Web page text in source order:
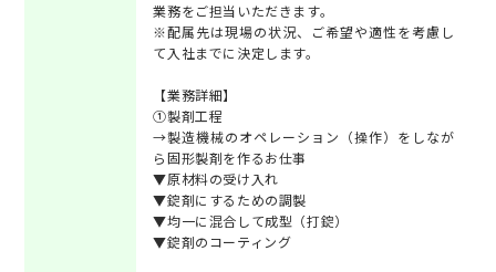
業務をご担当いただきます。
※配属先は現場の状況、ご希望や適性を考慮し
て入社までに決定します。
【業務詳細】
①製剤工程
→製造機械のオペレーション（操作）をしなが
ら固形製剤を作るお仕事
▼原材料の受け入れ
▼錠剤にするための調製
▼均一に混合して成型（打錠）
▼錠剤のコーティング